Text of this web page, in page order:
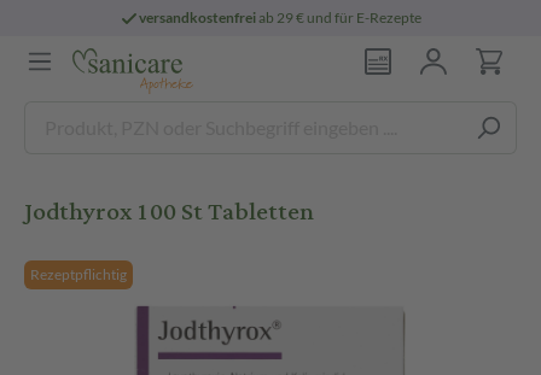
versandkostenfreiab 29 € und für E-Rezepte
Jodthyrox 100 St Tabletten
Rezeptpflichtig